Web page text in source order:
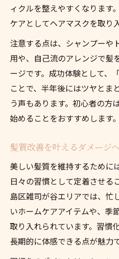
ィクルを整えやすくなります
ケアとしてヘアマスクを取り
注意する点は、シャンプーや
用や、自己流のアレンジで髪
ージです。成功体験として、
ことで、半年後にはツヤとま
う声もあります。初心者の方
始めることをおすすめします。
髪質改善を叶えるダメージ
美しい髪質を維持するために
日々の習慣として定着させる
島区雑司が谷エリアでは、忙
いホームケアアイテムや、季
取り入れられています。習慣
長期的に体感できる点が魅力で